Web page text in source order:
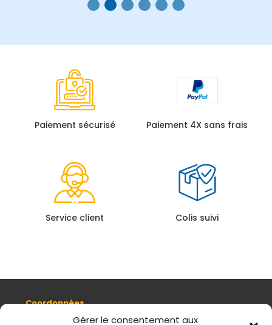
Gérer le consentement aux
Paiement sécurisé Paiement 4X sans frais
Service client Colis suivi
Coordonnées
8, quai Romain Rolland 69005 Lyon